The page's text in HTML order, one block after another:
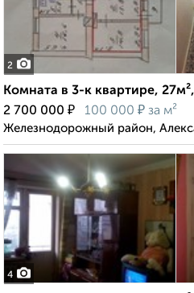
2
Комната в 3-к квартире,
2 700 000 ₽ 100 000 ₽ за м²
Железнодорожный район,
4